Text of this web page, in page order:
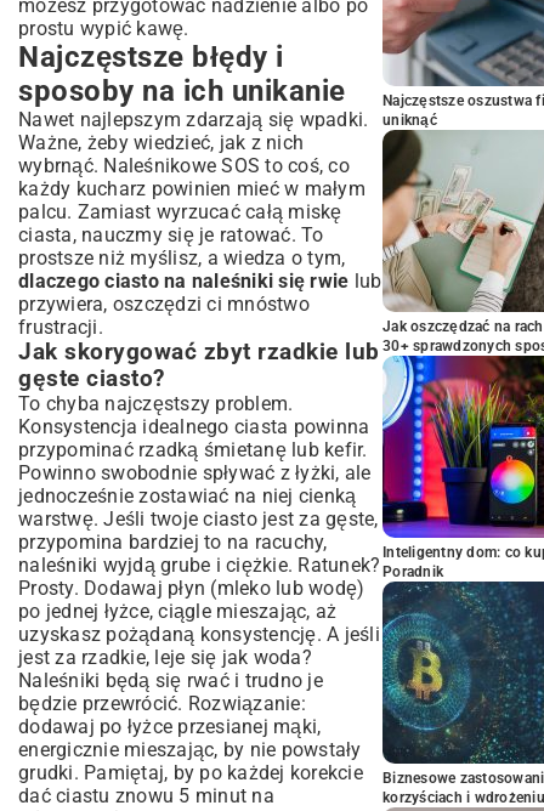
możesz przygotować nadzienie albo po
prostu wypić kawę.
Najczęstsze błędy i
sposoby na ich unikanie
Nawet najlepszym zdarzają się wpadki.
Ważne, żeby wiedzieć, jak z nich
wybrnąć. Naleśnikowe SOS to coś, co
każdy kucharz powinien mieć w małym
palcu. Zamiast wyrzucać całą miskę
ciasta, nauczmy się je ratować. To
prostsze niż myślisz, a wiedza o tym,
dlaczego ciasto na naleśniki się rwie lub
przywiera, oszczędzi ci mnóstwo
frustracji.
Jak skorygować zbyt rzadkie lub
gęste ciasto?
To chyba najczęstszy problem.
Konsystencja idealnego ciasta powinna
przypominać rzadką śmietanę lub kefir.
Powinno swobodnie spływać z łyżki, ale
jednocześnie zostawiać na niej cienką
warstwę. Jeśli twoje ciasto jest za gęste,
przypomina bardziej to na racuchy,
naleśniki wyjdą grube i ciężkie. Ratunek?
Prosty. Dodawaj płyn (mleko lub wodę)
po jednej łyżce, ciągle mieszając, aż
uzyskasz pożądaną konsystencję. A jeśli
jest za rzadkie, leje się jak woda?
Naleśniki będą się rwać i trudno je
będzie przewrócić. Rozwiązanie:
dodawaj po łyżce przesianej mąki,
energicznie mieszając, by nie powstały
grudki. Pamiętaj, by po każdej korekcie
dać ciastu znowu 5 minut na
Najczęstsze oszustwa
uniknąć
Jak oszczędzać na
30+ sprawdzonych
Inteligentny dom: co
Poradnik
Biznesowe
korzyściach i wdrożeniu